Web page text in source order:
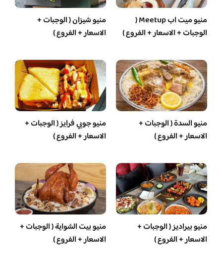
منيو ميت اب Meetup (
الوجبات + الاسعار + الفروع )
منيو شيزان ( الوجبات +
الاسعار + الفروع )
منيو السدة ( الوجبات +
الاسعار + الفروع )
منيو جوبي فرايز ( الوجبات +
الاسعار + الفروع )
منيو بيراديز ( الوجبات +
الاسعار + الفروع )
منيو بيت الشواية ( الوجبات +
الاسعار + الفروع )